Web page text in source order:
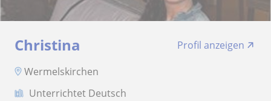
Christina
Profil anzeigen
Wermelskirchen
Unterrichtet Deutsch